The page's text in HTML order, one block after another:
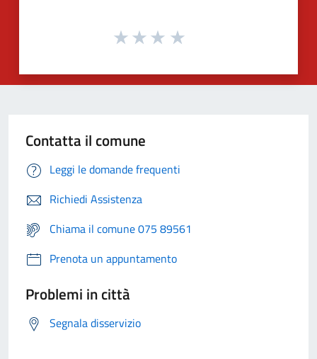
Contatta il comune
Leggi le domande frequenti
Richiedi Assistenza
Chiama il comune 075 89561
Prenota un appuntamento
Problemi in città
Segnala disservizio